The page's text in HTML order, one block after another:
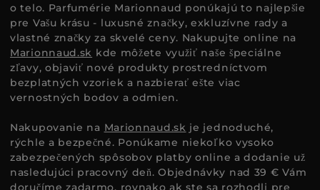
o telo. Parfumérie Marionnaud ponúkajú to najlepšie
pre Vašu krásu - luxusné značky, exkluzívne rady a
vlastné značky za skvelé ceny. Nakupujte online na
Marionnaud.sk kde môžete využiť naše špeciálne
zľavy, objaviť nové produkty prostredníctvom
bezplatných vzoriek a nazbierať ešte viac
vernostných bodov a odmien.
Nakupovanie na Marionnaud.sk je jednoduché,
rýchle a bezpečné. Ponúkame niekoľko vysoko
zabezpečených spôsobov platby online a dodanie už
nasledujúci pracovný deň. Objednávky nad 39 € Vám
doručíme zadarmo, rovnako ak ste sa rozhodli pre